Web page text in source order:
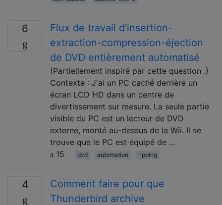
6
Flux de travail d'insertion-
extraction-compression-éjection
de DVD entièrement automatisé
(Partiellement inspiré par cette question .)
Contexte : J'ai un PC caché derrière un
écran LCD HD dans un centre de
divertissement sur mesure. La seule partie
visible du PC est un lecteur de DVD
externe, monté au-dessus de la Wii. Il se
trouve que le PC est équipé de …
15
dvd automation ripping
4
Comment faire pour que
Thunderbird archive